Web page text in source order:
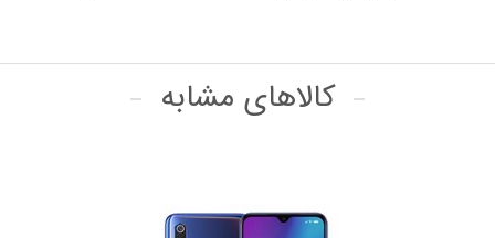
کالاهای مشابه